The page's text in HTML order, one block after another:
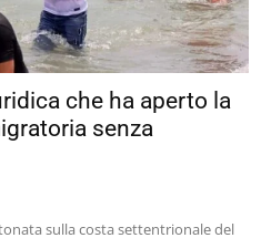
che ha aperto la
senza
sulla costa settentrionale del